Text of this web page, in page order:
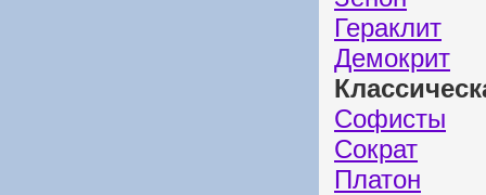
Гераклит
Демокрит
Софисты
Сократ
Платон